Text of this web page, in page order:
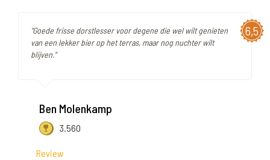
6,5
"Goede frisse dorstlesser voor degene die wel wilt genieten
van een lekker bier op het terras, maar nog nuchter wilt
blijven."
Ben Molenkamp
3.560
Review